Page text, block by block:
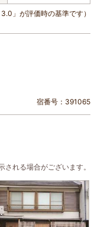
3.0」が評価時の基準です）
宿番号：391065
れる場合がございます。